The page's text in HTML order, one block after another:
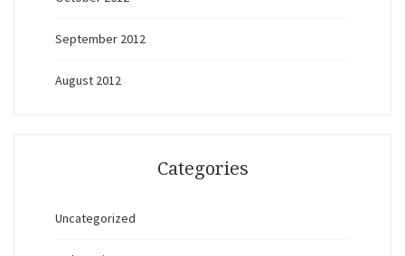
September 2012
August 2012
Categories
Uncategorized